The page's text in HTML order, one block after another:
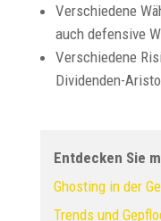
Verschiedene
auch defensive
Verschiedene
Dividenden-
Entdecken Sie
Ghosting in der
Trends und